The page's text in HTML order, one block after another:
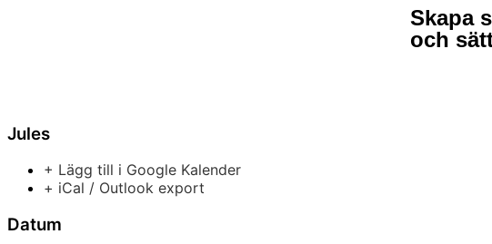
Skapa
och
Jules
+ Lägg till i Google Kalender
+ iCal / Outlook export
Datum